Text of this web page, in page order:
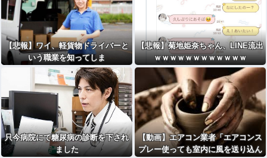
【悲報】ワイ、軽貨物ドライバーと
いう職業を知ってしま
う・・・・・・・・・
【悲報】菊地姫奈ちゃん、LINE流出
ｗｗｗｗｗｗｗｗｗｗｗｗ
只今病院にて糖尿病の診断を下され
ました
【動画】エアコン業者「エアコンス
プレー使っても室内に風を送り込ん